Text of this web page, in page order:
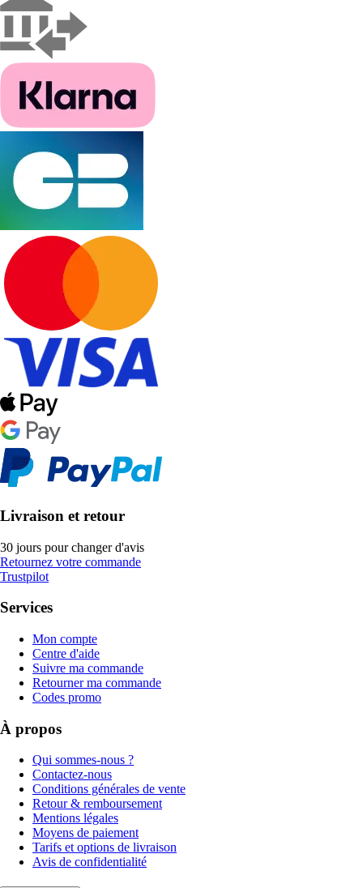
Livraison et retour
30 jours pour changer d'avis
Retournez votre commande
Trustpilot
Services
Mon compte
Centre d'aide
Suivre ma commande
Retourner ma commande
Codes promo
À propos
Qui sommes-nous ?
Contactez-nous
Conditions générales de vente
Retour & remboursement
Mentions légales
Moyens de paiement
Tarifs et options de livraison
Avis de confidentialité